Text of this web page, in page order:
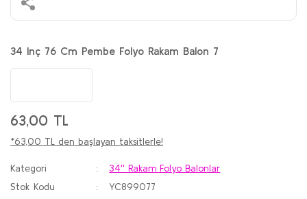
34 Inç 76 Cm Pembe Folyo Rakam Balon 7
63,00 TL
*63,00 TL den başlayan taksitlerle!
Kategori
34'' Rakam Folyo Balonlar
Stok Kodu
YC899077